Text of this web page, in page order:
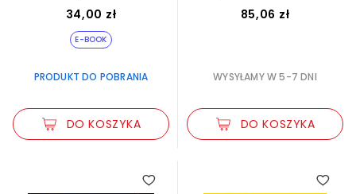
34,00 zł
E-BOOK
PRODUKT DO POBRANIA
DO KOSZYKA
85,06 zł
WYSYŁAMY W 5-7 DNI
DO KOSZYKA